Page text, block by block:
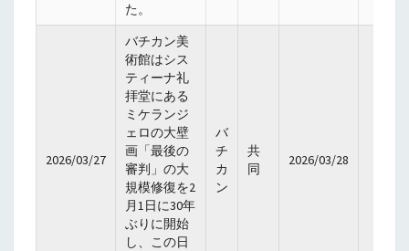
た。
2026/03/27
バチカン美
術館はシス
ティーナ礼
拝堂にある
ミケランジ
ェロの大壁
画「最後の
審判」の大
規模修復を2
月1日に30年
ぶりに開始
し、この日
バ
チ
カ
ン
共
同
2026/03/28